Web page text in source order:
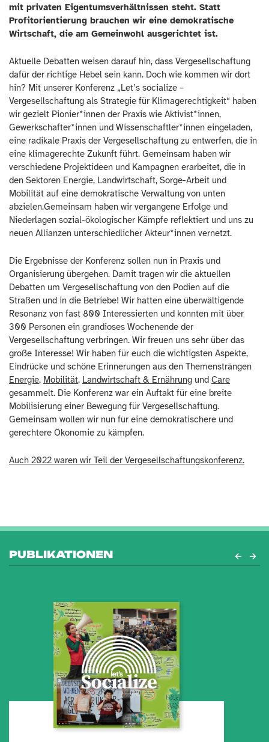
mit privaten Eigentumsverhältnissen steht. Statt
Profitorientierung brauchen wir eine demokratische
Wirtschaft, die am Gemeinwohl ausgerichtet ist.
Aktuelle Debatten weisen darauf hin, dass Vergesellschaftung
dafür der richtige Hebel sein kann. Doch wie kommen wir dort
hin? Mit unserer Konferenz „Let’s socialize –
Vergesellschaftung als Strategie für Klimagerechtigkeit“ haben
wir gezielt Pionier*innen der Praxis wie Aktivist*innen,
Gewerkschafter*innen und Wissenschaftler*innen eingeladen,
eine radikale Praxis der Vergesellschaftung zu entwerfen, die in
eine klimagerechte Zukunft führt. Gemeinsam haben wir
verschiedene Projektideen und Kampagnen erarbeitet, die in
den Sektoren Energie, Landwirtschaft, Sorge-Arbeit und
Mobilität auf eine demokratische Verwaltung von unten
abzielen.Gemeinsam haben wir vergangene Erfolge und
Niederlagen sozial-ökologischer Kämpfe reflektiert und uns zu
neuen Allianzen unterschiedlicher Akteur*innen vernetzt.
Die Ergebnisse der Konferenz sollen nun in Praxis und
Organisierung übergehen. Damit tragen wir die aktuellen
Debatten um Vergesellschaftung von den Podien auf die
Straßen und in die Betriebe! Wir hatten eine überwältigende
Resonanz von fast 800 Interessierten und konnten mit über
300 Personen ein grandioses Wochenende der
Vergesellschaftung verbringen. Wir freuen uns sehr über das
große Interesse! Wir haben für euch die wichtigsten Aspekte,
Eindrücke und schöne Erinnerungen aus den Themensträngen
Energie, Mobilität, Landwirtschaft & Ernährung und Care
gesammelt. Die Konferenz war ein Auftakt für eine breite
Mobilisierung einer Bewegung für Vergesellschaftung.
Gemeinsam wollen wir nun für eine demokratischere und
gerechtere Ökonomie zu kämpfen.
Auch 2022 waren wir Teil der Vergesellschaftungskonferenz.
PUBLIKATIONEN